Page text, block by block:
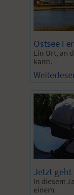
Ostsee
Ein Ort, an
kann.
Jetzt geht
In diesem
einem